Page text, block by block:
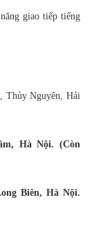
giao tiếp tiếng
Thủy Nguyên, Hải
Hà Nội. (Còn
Biên, Hà Nội.